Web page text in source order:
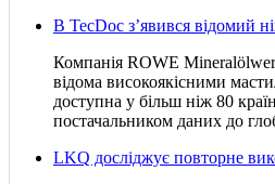
В TecDoc з’явився відомий
Компанія ROWE
відома високоякісними
доступна у більш ніж 80
постачальником даних до
LKQ досліджує повторне